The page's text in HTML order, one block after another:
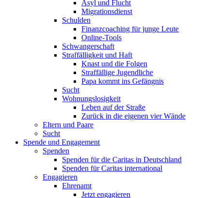
Asyl und Flucht
Migrationsdienst
Schulden
Finanzcoaching für junge Leute
Online-Tools
Schwangerschaft
Straffälligkeit und Haft
Knast und die Folgen
Straffällige Jugendliche
Papa kommt ins Gefängnis
Sucht
Wohnungslosigkeit
Leben auf der Straße
Zurück in die eigenen vier Wände
Eltern und Paare
Sucht
Spende und Engagement
Spenden
Spenden für die Caritas in Deutschland
Spenden für Caritas international
Engagieren
Ehrenamt
Jetzt engagieren